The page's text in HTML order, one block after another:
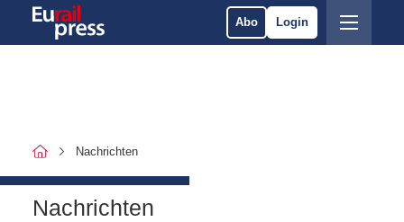
Abo Login
Nachrichten
Nachrichten